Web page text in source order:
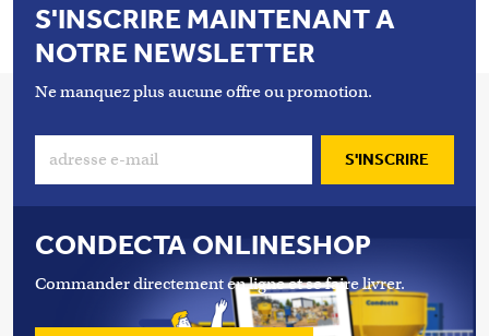
S'INSCRIRE MAINTENANT A
NOTRE NEWSLETTER
Ne manquez plus aucune offre ou promotion.
S'INSCRIRE
CONDECTA ONLINESHOP
Commander directement en ligne et se faire livrer.